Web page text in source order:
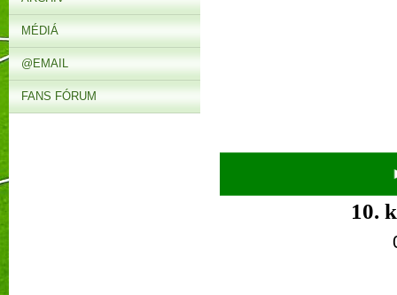
►
10.
MÉDIÁ
@EMAIL
FANS FÓRUM